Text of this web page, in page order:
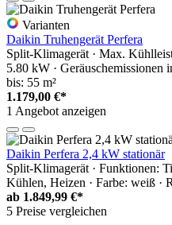
Varianten
Daikin Truhengerät Perfera
Split-Klimagerät · Max.
5.80 kW · Geräuschemissionen
bis: 55 m²
1.179,00 €*
1 Angebot anzeigen
Daikin Perfera 2,4 kW stationär
Split-Klimagerät · Funktionen:
Kühlen, Heizen · Farbe: weiß ·
ab 1.849,99 €*
5 Preise vergleichen